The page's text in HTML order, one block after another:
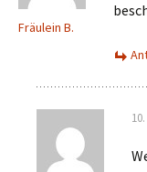
Fräulein B.